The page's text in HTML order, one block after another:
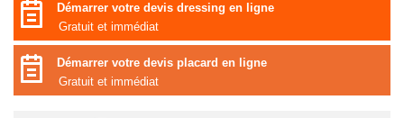
Démarrer votre devis dressing en ligne
Gratuit et immédiat
Démarrer votre devis placard en ligne
Gratuit et immédiat